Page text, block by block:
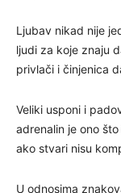
Ljubav nikad nije
ljudi za koje znaju
privlači i činjenica
Veliki usponi i
adrenalin je ono
ako stvari nisu
U odnosima